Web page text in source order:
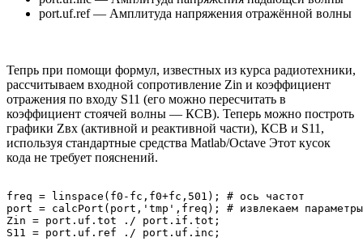
port.uf.ref — Амплитуда напряжения отражённой волны
Тепрь при помощи формул, известных из курса радиотехники,
рассчитываем входной сопротивление Zin и коэффициент
отражения по входу S11 (его можно пересчитать в
коэффициент стоячей волны — КСВ). Теперь можно построть
графики Zвх (активной и реактивной части), КСВ и S11,
используя стандартные средства Matlab/Octave Этот кусок
кода не требует пояснений.
freq = linspace(f0-fc,f0+fc,501); # ось частот
port = calcPort(port,'tmp',freq); # извлекаем параметры
Zin = port.uf.tot ./ port.if.tot;
S11 = port.uf.ref ./ port.uf.inc;